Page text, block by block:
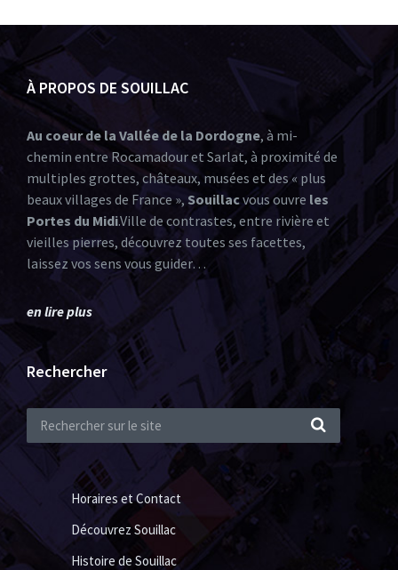
À PROPOS DE SOUILLAC
Au coeur de la Vallée de la Dordogne, à mi-
chemin entre Rocamadour et Sarlat, à proximité de
multiples grottes, châteaux, musées et des « plus
beaux villages de France », Souillacvous ouvre les
Portes du Midi.Ville de contrastes, entre rivière et
vieilles pierres, découvrez toutes ses facettes,
laissez vos sens vous guider…
en lire plus
Rechercher
Horaires et Contact
Découvrez Souillac
Histoire de Souillac